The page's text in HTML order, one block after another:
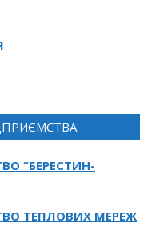
“БЕРЕСТИН-
ТЕПЛОВИХ МЕРЕЖ